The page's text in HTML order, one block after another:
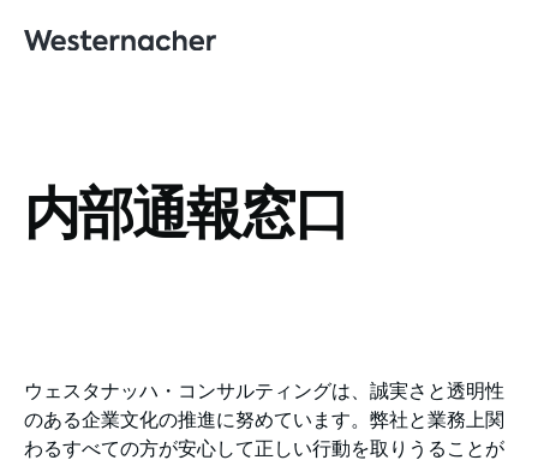
内部通報窓口
ウェスタナッハ・コンサルティングは、誠実さと透明性
のある企業文化の推進に努めています。弊社と業務上関
わるすべての方が安心して正しい行動を取りうることが